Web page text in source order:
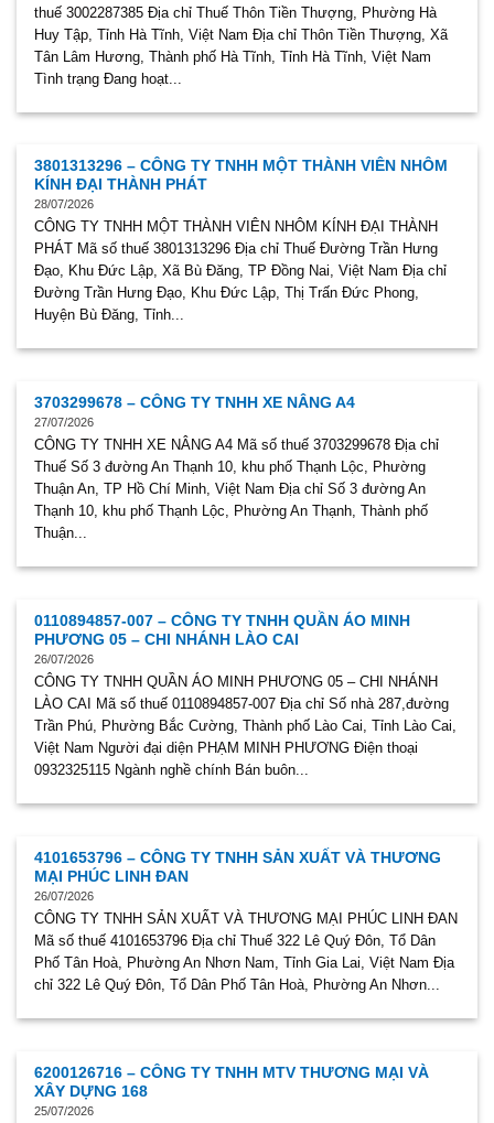
thuế 3002287385 Địa chỉ Thuế Thôn Tiền Thượng, Phường Hà
Huy Tập, Tỉnh Hà Tĩnh, Việt Nam Địa chỉ Thôn Tiền Thượng, Xã
Tân Lâm Hương, Thành phố Hà Tĩnh, Tỉnh Hà Tĩnh, Việt Nam
Tình trạng Đang hoạt...
3801313296 – CÔNG TY TNHH MỘT THÀNH VIÊN NHÔM
KÍNH ĐẠI THÀNH PHÁT
28/07/2026
CÔNG TY TNHH MỘT THÀNH VIÊN NHÔM KÍNH ĐẠI THÀNH
PHÁT Mã số thuế 3801313296 Địa chỉ Thuế Đường Trần Hưng
Đạo, Khu Đức Lập, Xã Bù Đăng, TP Đồng Nai, Việt Nam Địa chỉ
Đường Trần Hưng Đạo, Khu Đức Lập, Thị Trấn Đức Phong,
Huyện Bù Đăng, Tỉnh...
3703299678 – CÔNG TY TNHH XE NÂNG A4
27/07/2026
CÔNG TY TNHH XE NÂNG A4 Mã số thuế 3703299678 Địa chỉ
Thuế Số 3 đường An Thạnh 10, khu phố Thạnh Lộc, Phường
Thuận An, TP Hồ Chí Minh, Việt Nam Địa chỉ Số 3 đường An
Thạnh 10, khu phố Thạnh Lộc, Phường An Thạnh, Thành phố
Thuận...
0110894857-007 – CÔNG TY TNHH QUẦN ÁO MINH
PHƯƠNG 05 – CHI NHÁNH LÀO CAI
26/07/2026
CÔNG TY TNHH QUẦN ÁO MINH PHƯƠNG 05 – CHI NHÁNH
LÀO CAI Mã số thuế 0110894857-007 Địa chỉ Số nhà 287,đường
Trần Phú, Phường Bắc Cường, Thành phố Lào Cai, Tỉnh Lào Cai,
Việt Nam Người đại diện PHẠM MINH PHƯƠNG Điện thoại
0932325115 Ngành nghề chính Bán buôn...
4101653796 – CÔNG TY TNHH SẢN XUẤT VÀ THƯƠNG
MẠI PHÚC LINH ĐAN
26/07/2026
CÔNG TY TNHH SẢN XUẤT VÀ THƯƠNG MẠI PHÚC LINH ĐAN
Mã số thuế 4101653796 Địa chỉ Thuế 322 Lê Quý Đôn, Tổ Dân
Phố Tân Hoà, Phường An Nhơn Nam, Tỉnh Gia Lai, Việt Nam Địa
chỉ 322 Lê Quý Đôn, Tổ Dân Phố Tân Hoà, Phường An Nhơn...
6200126716 – CÔNG TY TNHH MTV THƯƠNG MẠI VÀ
XÂY DỰNG 168
25/07/2026